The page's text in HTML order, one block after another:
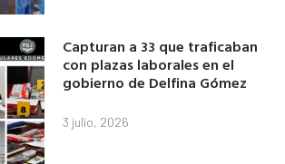
Capturan a 33 que traficaban
con plazas laborales en el
gobierno de Delfina Gómez
3 julio, 2026